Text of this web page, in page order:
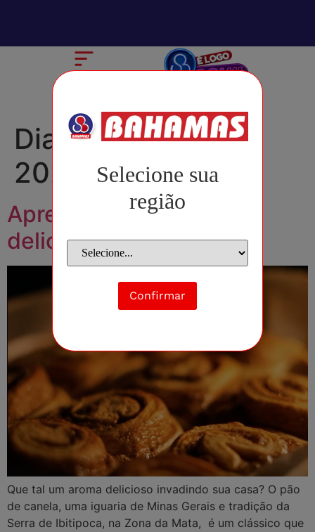
Selecione sua
região
Confirmar
Dia:17 de julho de
2025
Aprenda a fazer um
delicioso pão de canela
Que tal um aroma delicioso invadindo sua casa? O pão
de canela, uma iguaria de Minas Gerais e tradição da
Serra de Ibitipoca, na Zona da Mata, é um clássico que